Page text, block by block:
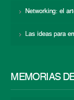
Networking: el
Las ideas para
MEMORIAS